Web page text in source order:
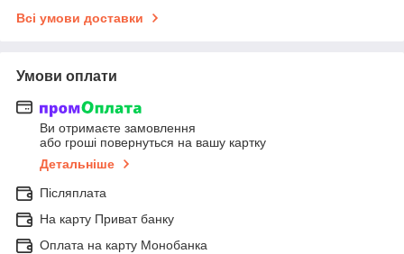
Всі умови доставки
Умови оплати
Ви отримаєте замовлення
або гроші повернуться на вашу картку
Детальніше
Післяплата
На карту Приват банку
Оплата на карту Монобанка